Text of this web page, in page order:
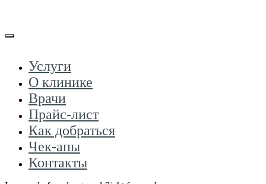
Услуги
О клинике
Врачи
Прайс-лист
Как добраться
Чек-апы
Контакты